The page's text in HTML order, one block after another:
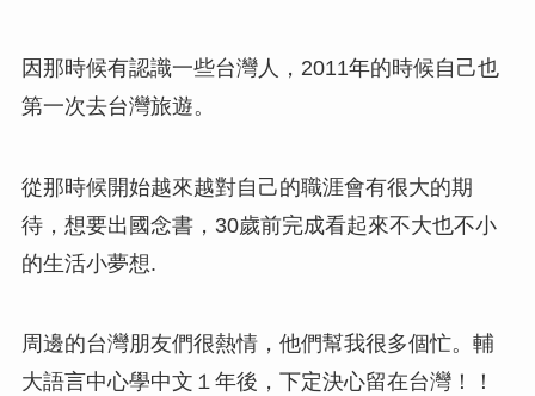
因那時候有認識一些台灣人，2011年的時候自己也
第一次去台灣旅遊。
從那時候開始越來越對自己的職涯會有很大的期
待，想要出國念書，30歲前完成看起來不大也不小
的生活小夢想.
周邊的台灣朋友們很熱情，他們幫我很多個忙。輔
大語言中心學中文１年後，下定決心留在台灣！！